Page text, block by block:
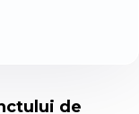
de